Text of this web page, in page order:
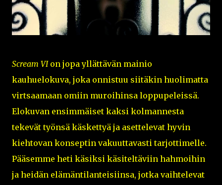
Scream VI on jopa yllättävän mainio
kauhuelokuva, joka onnistuu siitäkin huolimatta
virtsaamaan omiin muroihinsa loppupeleissä.
Elokuvan ensimmäiset kaksi kolmannesta
tekevät työnsä käskettyä ja asettelevat hyvin
kiehtovan konseptin vakuuttavasti tarjottimelle.
Pääsemme heti käsiksi käsiteltäviin hahmoihin
ja heidän elämäntilanteisiinsa, jotka vaihtelevat